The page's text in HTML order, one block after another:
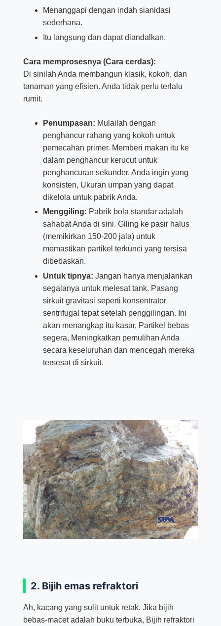
Menanggapi dengan indah sianidasi
sederhana.
Itu langsung dan dapat diandalkan.
Cara memprosesnya (Cara cerdas):
Di sinilah Anda membangun klasik, kokoh, dan
tanaman yang efisien. Anda tidak perlu terlalu
rumit.
Penumpasan: Mulailah dengan
penghancur rahang yang kokoh untuk
pemecahan primer. Memberi makan itu ke
dalam penghancur kerucut untuk
penghancuran sekunder. Anda ingin yang
konsisten, Ukuran umpan yang dapat
dikelola untuk pabrik Anda.
Menggiling: Pabrik bola standar adalah
sahabat Anda di sini. Giling ke pasir halus
(memikirkan 150-200 jala) untuk
memastikan partikel terkunci yang tersisa
dibebaskan.
Untuk tipnya: Jangan hanya menjalankan
segalanya untuk melesat tank. Pasang
sirkuit gravitasi seperti konsentrator
sentrifugal tepat setelah penggilingan. Ini
akan menangkap itu kasar, Partikel bebas
segera, Meningkatkan pemulihan Anda
secara keseluruhan dan mencegah mereka
tersesat di sirkuit.
2. Bijih emas refraktori
Ah, kacang yang sulit untuk retak. Jika bijih
bebas-macet adalah buku terbuka, Bijih refraktori